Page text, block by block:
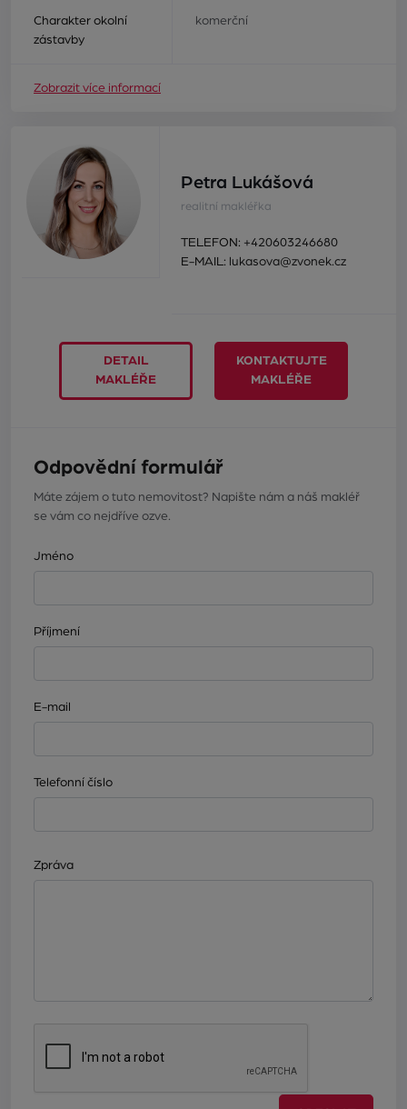
Charakter okolní
zástavby
komerční
Zobrazit více informací
Petra Lukášová
realitní makléřka
TELEFON: +420603246680
E-MAIL: lukasova@zvonek.cz
DETAIL
MAKLÉŘE
KONTAKTUJTE
MAKLÉŘE
Odpovědní formulář
Máte zájem o tuto nemovitost? Napište nám a náš makléř
se vám co nejdříve ozve.
Jméno
Příjmení
E-mail
Telefonní číslo
Zpráva